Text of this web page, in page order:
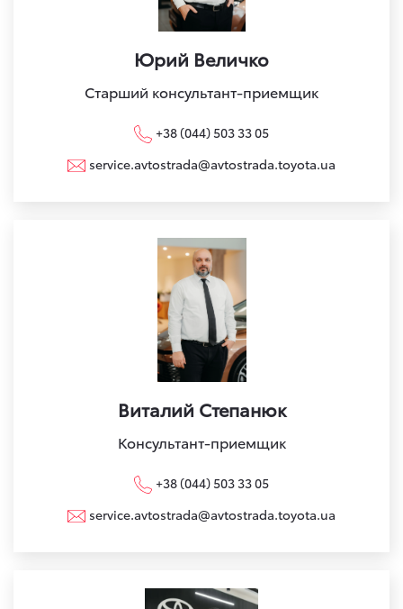
Юрий Величко
Старший консультант-приемщик
+38 (044) 503 33 05
service.avtostrada@avtostrada.toyota.ua
Виталий Степанюк
Консультант-приемщик
+38 (044) 503 33 05
service.avtostrada@avtostrada.toyota.ua